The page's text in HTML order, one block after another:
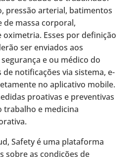
pressão arterial, batimentos
de massa corporal,
oximetria. Esses por definição
ser enviados aos
e ou médico do
notificações via sistema, e-
no aplicativo mobile.
proativas e preventivas
trabalho e medicina
Safety é uma plataforma
sobre as condições de